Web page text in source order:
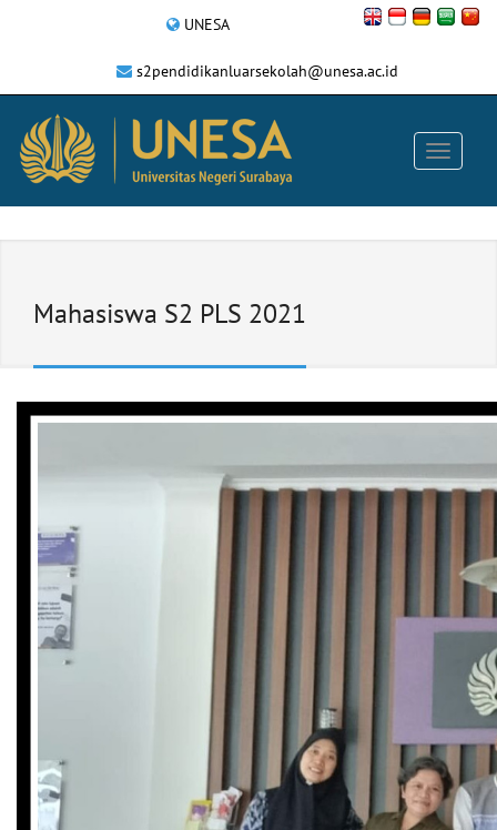
UNESA
s2pendidikanluarsekolah@unesa.ac.id
Mahasiswa S2 PLS 2021